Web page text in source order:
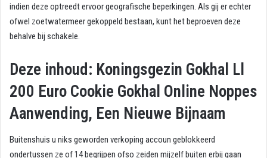
indien deze optreedt ervoor geografische beperkingen. Als gij er echter
ofwel zoetwatermeer gekoppeld bestaan, kunt het beproeven deze
behalve bij schakele.
Deze inhoud: Koningsgezin Gokhal Ll
200 Euro Cookie Gokhal Online Noppes
Aanwending, Een Nieuwe Bijnaam
Buitenshuis u niks geworden verkoping accoun geblokkeerd
ondertussen ze of 14 begrijpen ofso zeiden mijzelf buiten erbij gaan